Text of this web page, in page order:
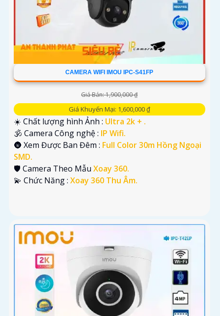
CAMERA WIFI IMOU IPC-S41FP
Giá Bán: 1,900,000 ₫
Giá Khuyến Mại: 1,600,000 ₫
☀️ Chất lượng hình Ảnh : Ultra 2k + .
🕉️ Camera Công nghệ : IP Wifi.
🌚 Xem Được Ban Đêm : Full Color 30m Hồng Ngoại
SMD.
🛡 Camera Theo Mẫu Xoay 360.
️💫 Chức Năng : Xoay 360 Thu Âm.